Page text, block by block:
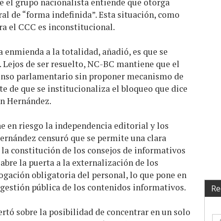
el grupo nacionalista entiende que otorga
de “forma indefinida”. Esta situación, como
el CCC es inconstitucional.
a la totalidad, añadió, es que se
de ser resuelto, NC-BC mantiene que el
parlamentario sin proponer mecanismo de
de que se institucionaliza el bloqueo que dice
Hernández.
en riesgo la independencia editorial y los
censuró que se permite una clara
constitución de los consejos de informativos
la puerta a la externalización de los
obligatoria del personal, lo que pone en
pública de los contenidos informativos.
sobre la posibilidad de concentrar en un solo